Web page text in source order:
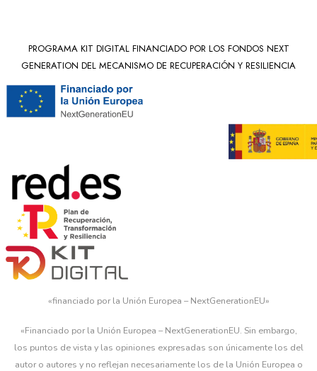
PROGRAMA KIT DIGITAL FINANCIADO POR LOS FONDOS NEXT
GENERATION DEL MECANISMO DE RECUPERACIÓN Y RESILIENCIA
«financiado por la Unión Europea – NextGenerationEU»
«Financiado por la Unión Europea – NextGenerationEU. Sin embargo,
los puntos de vista y las opiniones expresadas son únicamente los del
autor o autores y no reflejan necesariamente los de la Unión Europea o